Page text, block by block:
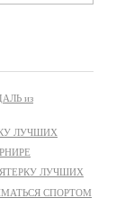
из
ЛУЧШИХ
ЛУЧШИХ
СПОРТОМ